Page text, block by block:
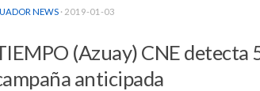
NEWS · 2019-01-03
(Azuay) CNE detecta
anticipada